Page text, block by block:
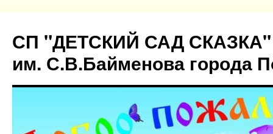
СП "ДЕТСКИЙ САД СКАЗКА"
им. С.В.Байменова города